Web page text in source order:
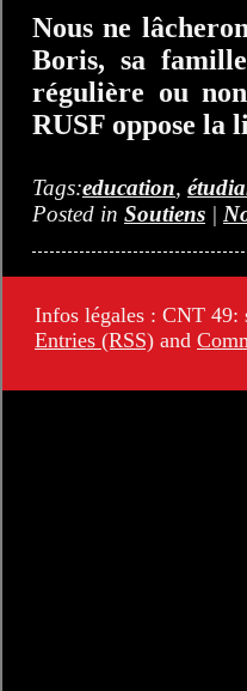
Nous ne
Boris, sa
régulière ou
RUSF oppose la
Tags:education,
Posted in Soutiens |
Infos légales : CNT 49:
Entries (RSS) and